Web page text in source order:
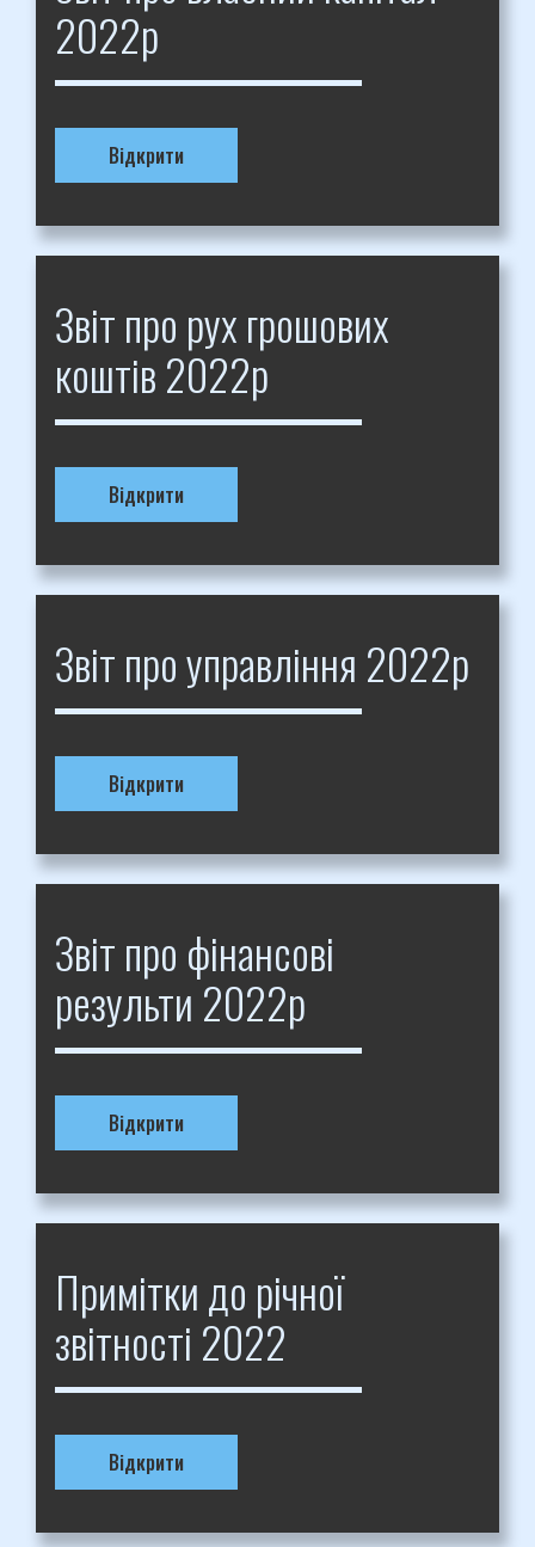
2022р
Відкрити
Звіт про рух грошових
коштів 2022р
Відкрити
Звіт про управління 2022р
Відкрити
Звіт про фінансові
результи 2022р
Відкрити
Примітки до річної
звітності 2022
Відкрити